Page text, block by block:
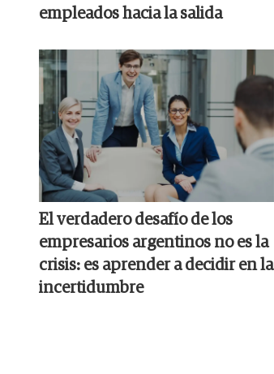
empleados hacia la salida
El verdadero desafío de los
empresarios argentinos no es la
crisis: es aprender a decidir en la
incertidumbre